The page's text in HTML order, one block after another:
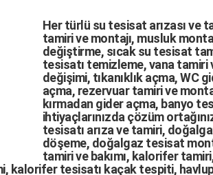
Her türlü su tesisat arızasıve
tamirivemontajı, musluk
değiştirme, sıcak su tesisat
tesisatı temizleme,vana tamiri
değişimi, tıkanıklık açma,WC
açma, rezervuar tamirive
kırmadan gider açma, banyo
ihtiyaçlarınızda çözüm
tesisatı arızave tamiri,
döşeme, doğalgaz tesisat
tamiri ve bakımı, kalorifer
kalorifer tesisatı kaçak tespiti,